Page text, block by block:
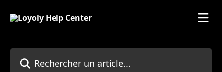
Rechercher un article...